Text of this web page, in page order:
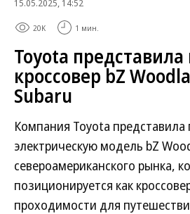
15.05.2025, 14:52
20K 1 мин.
Toyota
кроссовер bZ
Subaru
Компания Toyota
электрическую модель bZ
североамериканского рынка,
позиционируется как
проходимости для